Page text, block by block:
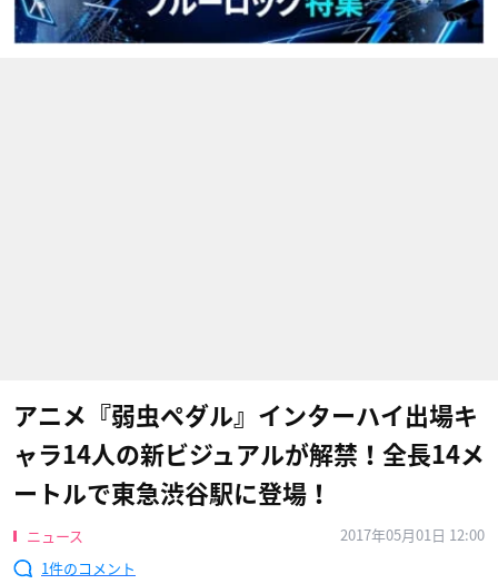
アニメ『弱虫ペダル』インターハイ出場キ
ャラ14人の新ビジュアルが解禁！全長14メ
ートルで東急渋谷駅に登場！
ニュース
2017年05月01日 12:00
1